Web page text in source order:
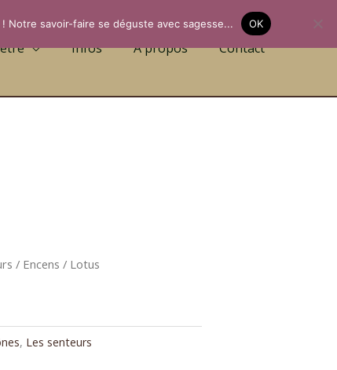
Infos A propos Contact
/ Encens / Lotus
, Les senteurs
Notre savoir-faire se déguste avec sagesse... OK